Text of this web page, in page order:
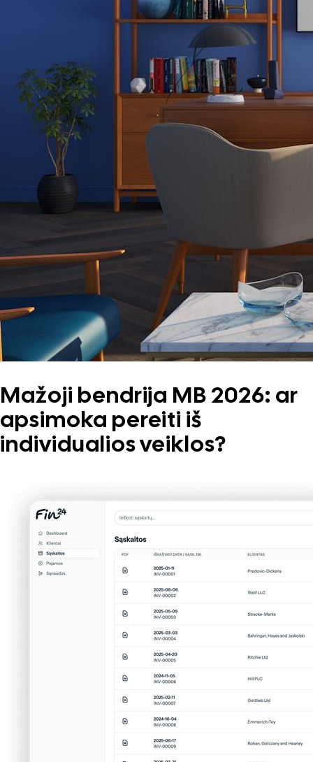
Mažoji bendrija MB 2026: ar
apsimoka pereiti iš
individualios veiklos?